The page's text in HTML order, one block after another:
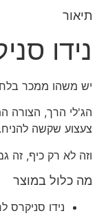
תיאור
נידו
יש משהו ממכר
הג'לי הרך, הצורה
צעצוע שקשה להניח.
וזה לא רק כיף, זה
מה כלול במוצר
נידו סניקרס